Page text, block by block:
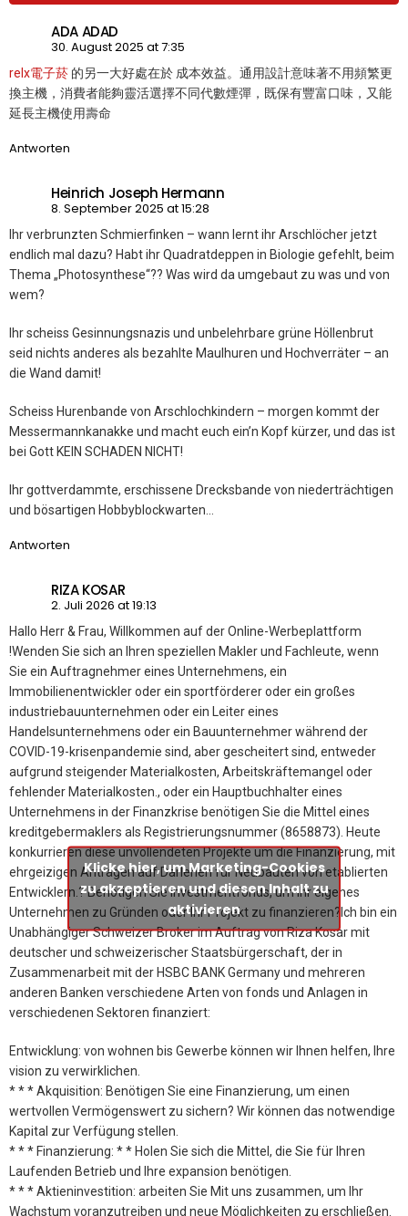
Klicke hier, um Marketing-Cookies
zu akzeptieren und diesen Inhalt zu
aktivieren
ADA ADAD
30. August 2025 at 7:35
relx電子菸 的另一大好處在於 成本效益。通用設計意味著不用頻繁更
換主機，消費者能夠靈活選擇不同代數煙彈，既保有豐富口味，又能
延長主機使用壽命
Antworten
Heinrich Joseph Hermann
8. September 2025 at 15:28
Ihr verbrunzten Schmierfinken – wann lernt ihr Arschlöcher jetzt
endlich mal dazu? Habt ihr Quadratdeppen in Biologie gefehlt, beim
Thema „Photosynthese“?? Was wird da umgebaut zu was und von
wem?
Ihr scheiss Gesinnungsnazis und unbelehrbare grüne Höllenbrut
seid nichts anderes als bezahlte Maulhuren und Hochverräter – an
die Wand damit!
Scheiss Hurenbande von Arschlochkindern – morgen kommt der
Messermannkanakke und macht euch ein’n Kopf kürzer, und das ist
bei Gott KEIN SCHADEN NICHT!
Ihr gottverdammte, erschissene Drecksbande von niederträchtigen
und bösartigen Hobbyblockwarten…
Antworten
RIZA KOSAR
2. Juli 2026 at 19:13
Hallo Herr & Frau, Willkommen auf der Online-Werbeplattform
!Wenden Sie sich an Ihren speziellen Makler und Fachleute, wenn
Sie ein Auftragnehmer eines Unternehmens, ein
Immobilienentwickler oder ein sportförderer oder ein großes
industriebauunternehmen oder ein Leiter eines
Handelsunternehmens oder ein Bauunternehmer während der
COVID-19-krisenpandemie sind, aber gescheitert sind, entweder
aufgrund steigender Materialkosten, Arbeitskräftemangel oder
fehlender Materialkosten., oder ein Hauptbuchhalter eines
Unternehmens in der Finanzkrise benötigen Sie die Mittel eines
kreditgebermaklers als Registrierungsnummer (8658873). Heute
konkurrieren diese unvollendeten Projekte um die Finanzierung, mit
ehrgeizigen Anträgen auf Darlehen für Neubauten von etablierten
Entwicklern.? Benötigen Sie Investmentfonds, um Ihr eigenes
Unternehmen zu Gründen oder Ihr Projekt zu finanzieren?Ich bin ein
Unabhängiger Schweizer Broker im Auftrag von Riza Kosar mit
deutscher und schweizerischer Staatsbürgerschaft, der in
Zusammenarbeit mit der HSBC BANK Germany und mehreren
anderen Banken verschiedene Arten von fonds und Anlagen in
verschiedenen Sektoren finanziert:
Entwicklung: von wohnen bis Gewerbe können wir Ihnen helfen, Ihre
vision zu verwirklichen.
* * * Akquisition: Benötigen Sie eine Finanzierung, um einen
wertvollen Vermögenswert zu sichern? Wir können das notwendige
Kapital zur Verfügung stellen.
* * * Finanzierung: * * Holen Sie sich die Mittel, die Sie für Ihren
Laufenden Betrieb und Ihre expansion benötigen.
* * * Aktieninvestition: arbeiten Sie Mit uns zusammen, um Ihr
Wachstum voranzutreiben und neue Möglichkeiten zu erschließen.